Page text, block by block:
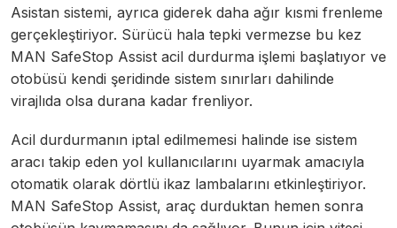
Asistan sistemi, ayrıca giderek daha ağır kısmi frenleme
gerçekleştiriyor. Sürücü hala tepki vermezse bu kez
MAN SafeStop Assist acil durdurma işlemi başlatıyor ve
otobüsü kendi şeridinde sistem sınırları dahilinde
virajlıda olsa durana kadar frenliyor.
Acil durdurmanın iptal edilmemesi halinde ise sistem
aracı takip eden yol kullanıcılarını uyarmak amacıyla
otomatik olarak dörtlü ikaz lambalarını etkinleştiriyor.
MAN SafeStop Assist, araç durduktan hemen sonra